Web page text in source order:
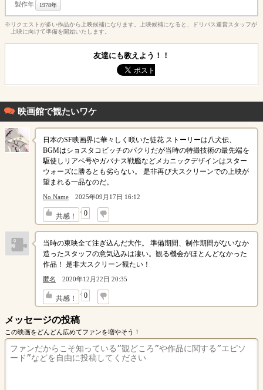
製作年 1978年
※リクエストが多い作品から上映候補になります。上映候補になると、ドリパス運営スタッフが
上映に向けて準備を開始いたします。
友達にも教えよう！！
映画館で観たいワケ
日本のSF映画界に華々しく咲いた徒花 ストーリーは八犬伝、
BGMはショスタコビッチのパクりだが当時の特撮技術の最先端を
駆使しリアベ号やガバナス戦艦などメカニックデザインはスター
ウォーズに勝るとも劣らない。 是非再び大スクリーンでの上映が
望まれる一品なのだ。
No Name 2025年09月17日 16:12
共感！ 0
↓
当時の東映全て注ぎ込んだ大作。 準備期間、制作期間がないなか
造ったスタッフの意気込みは凄い。観る機会がほとんどなかった
作品！ 是非大スクリーン観たい！
匿名 2020年12月22日 20:35
共感！ 0
↓
メッセージの投稿
この映画をどんどん広めてファンを増やそう！